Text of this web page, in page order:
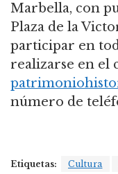
Marbella, con
Plaza de la
participar en
realizarse en el
número de
Etiquetas: Cultura